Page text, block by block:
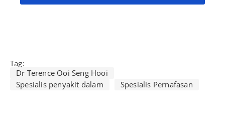
r
n
a
Tag:
Dr Terence Ooi Seng Hooi
Spesialis penyakit dalam
Spesialis Pernafasan